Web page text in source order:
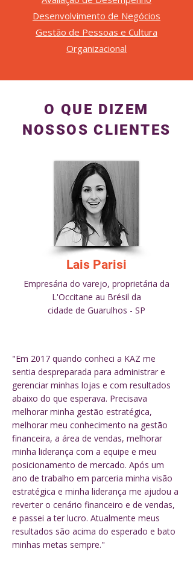
Desenvolvimento de Negócios
Gestão de Pessoas e Cultura
Organizacional
O QUE DIZEM
NOSSOS CLIENTES
Lais Parisi
Empresária do varejo, proprietária da
L'Occitane au Brésil da
cidade de Guarulhos - SP
"Em 2017 quando conheci a KAZ me
sentia despreparada para administrar e
gerenciar minhas lojas e com resultados
abaixo do que esperava. Precisava
melhorar minha gestão estratégica,
melhorar meu conhecimento na gestão
financeira, a área de vendas, melhorar
minha liderança com a equipe e meu
posicionamento de mercado. Após um
ano de trabalho em parceria minha visão
estratégica e minha liderança me ajudou a
reverter o cenário financeiro e de vendas,
e passei a ter lucro. Atualmente meus
resultados são acima do esperado e bato
minhas metas sempre."